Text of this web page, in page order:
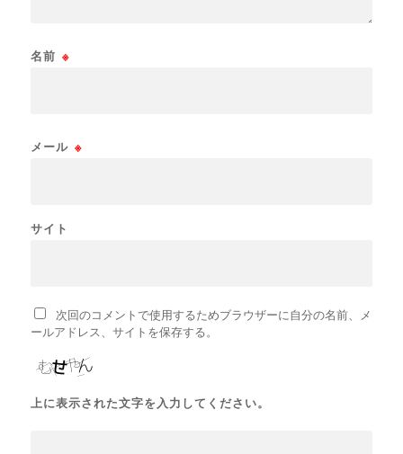
名前 ※
メール ※
サイト
次回のコメントで使用するためブラウザーに自分の名前、メ
ールアドレス、サイトを保存する。
上に表示された文字を入力してください。